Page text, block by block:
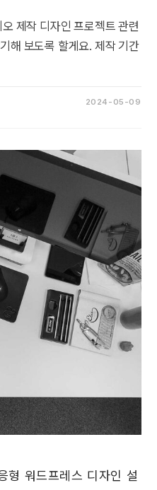
제작 디자인 프로젝트 관련
해 보도록 할게요. 제작 기간
2024-05-09
형 워드프레스 디자인 설